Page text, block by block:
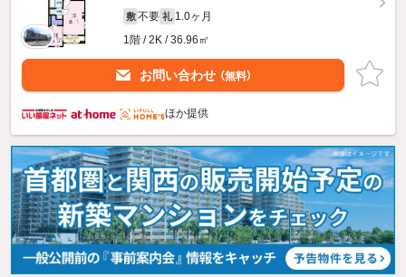
敷 不要 礼 1.0ヶ月
1階 / 2K / 36.96㎡
お問い合わせ （無料）
ほか提供